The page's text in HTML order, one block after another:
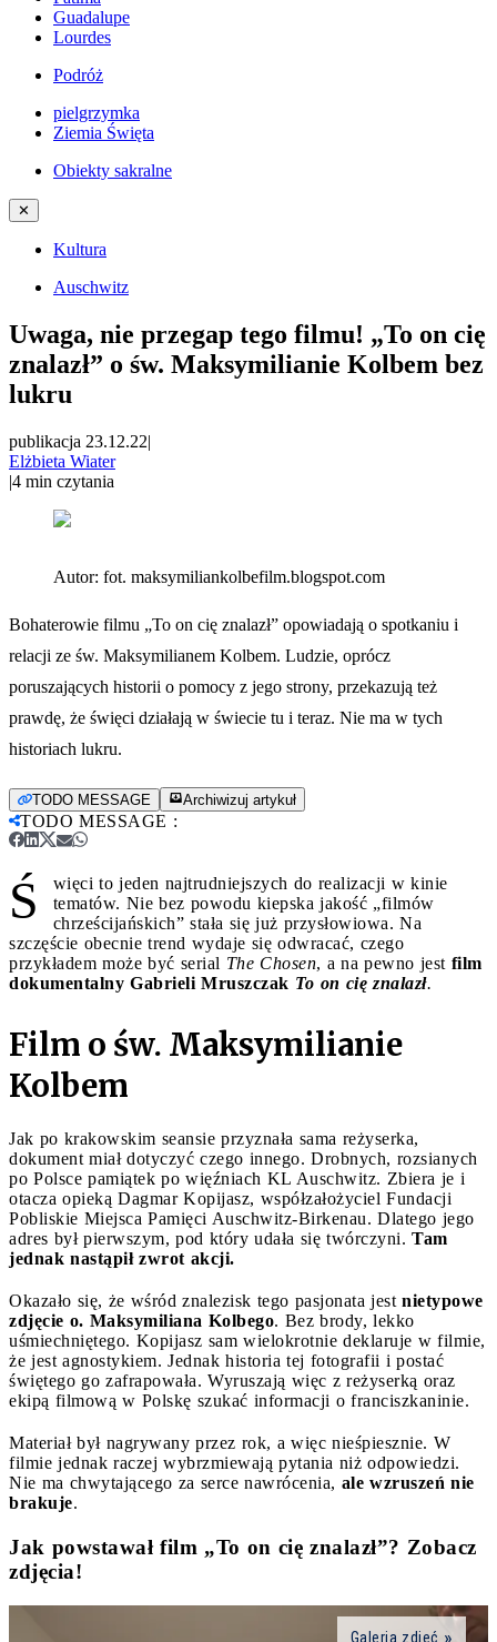
Guadalupe
Lourdes
Podróż
pielgrzymka
Ziemia Święta
Obiekty sakralne
✕
Kultura
Auschwitz
Uwaga, nie przegap tego filmu! „To on cię
znalazł” o św. Maksymilianie Kolbem bez
lukru
publikacja 23.12.22|
Elżbieta Wiater
|4 min czytania
Autor: fot. maksymiliankolbefilm.blogspot.com
Bohaterowie filmu „To on cię znalazł” opowiadają o spotkaniu i
relacji ze św. Maksymilianem Kolbem. Ludzie, oprócz
poruszających historii o pomocy z jego strony, przekazują też
prawdę, że święci działają w świecie tu i teraz. Nie ma w tych
historiach lukru.
TODO MESSAGE Archiwizuj artykuł
TODO MESSAGE :
Ś
więci to jeden najtrudniejszych do realizacji w kinie
tematów. Nie bez powodu kiepska jakość „filmów
chrześcijańskich” stała się już przysłowiowa. Na
szczęście obecnie trend wydaje się odwracać, czego
przykładem może być serial The Chosen, a na pewno jest film
dokumentalny Gabrieli Mruszczak To on cię znalazł.
Film o św. Maksymilianie
Kolbem
Jak po krakowskim seansie przyznała sama reżyserka,
dokument miał dotyczyć czego innego. Drobnych, rozsianych
po Polsce pamiątek po więźniach KL Auschwitz. Zbiera je i
otacza opieką Dagmar Kopijasz, współzałożyciel Fundacji
Pobliskie Miejsca Pamięci Auschwitz-Birkenau. Dlatego jego
adres był pierwszym, pod który udała się twórczyni. Tam
jednak nastąpił zwrot akcji.
Okazało się, że wśród znalezisk tego pasjonata jest nietypowe
zdjęcie o. Maksymiliana Kolbego. Bez brody, lekko
uśmiechniętego. Kopijasz sam wielokrotnie deklaruje w filmie,
że jest agnostykiem. Jednak historia tej fotografii i postać
świętego go zafrapowała. Wyruszają więc z reżyserką oraz
ekipą filmową w Polskę szukać informacji o franciszkaninie.
Materiał był nagrywany przez rok, a więc nieśpiesznie. W
filmie jednak raczej wybrzmiewają pytania niż odpowiedzi.
Nie ma chwytającego za serce nawrócenia, ale wzruszeń nie
brakuje.
Jak powstawał film „To on cię znalazł”? Zobacz
zdjęcia!
Galeria zdjęć